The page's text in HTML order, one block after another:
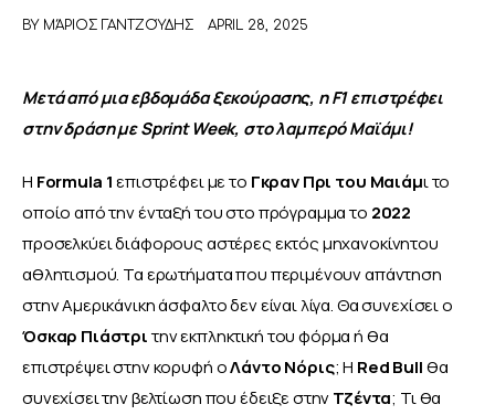
MEET THE TEAM
BY ΜΆΡΙΟΣ ΓΑΝΤΖΟΎΔΗΣ APRIL 28, 2025
Μετά από μια εβδομάδα ξεκούρασης, η F1 επιστρέφει
στην δράση με Sprint Week, στο λαμπερό Μαϊάμι!
Η Formula 1 επιστρέφει με το Γκραν Πρι του Μαιάμι το
οποίο από την ένταξή του στο πρόγραμμα το 2022
προσελκύει διάφορους αστέρες εκτός μηχανοκίνητου
αθλητισμού. Τα ερωτήματα που περιμένουν απάντηση
στην Αμερικάνικη άσφαλτο δεν είναι λίγα. Θα συνεχίσει ο
Όσκαρ Πιάστρι την εκπληκτική του φόρμα ή θα
επιστρέψει στην κορυφή ο Λάντο Νόρις; Η Red Bull θα
συνεχίσει την βελτίωση που έδειξε στην Τζέντα; Τι θα